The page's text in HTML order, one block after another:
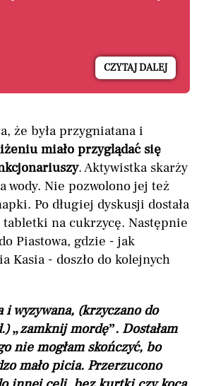
CZYTAJ DALEJ
że była przygniatana i
miało przyglądać się
. Aktywistka skarży
wody. Nie pozwolono jej też
Po długiej dyskusji dostała
tabletki na cukrzycę. Następnie
Piastowa, gdzie - jak
Kasia - doszło do kolejnych
i wyzywana, (krzyczano do
„zamknij mordę”. Dostałam
nie mogłam skończyć, bo
mało picia. Przerzucono